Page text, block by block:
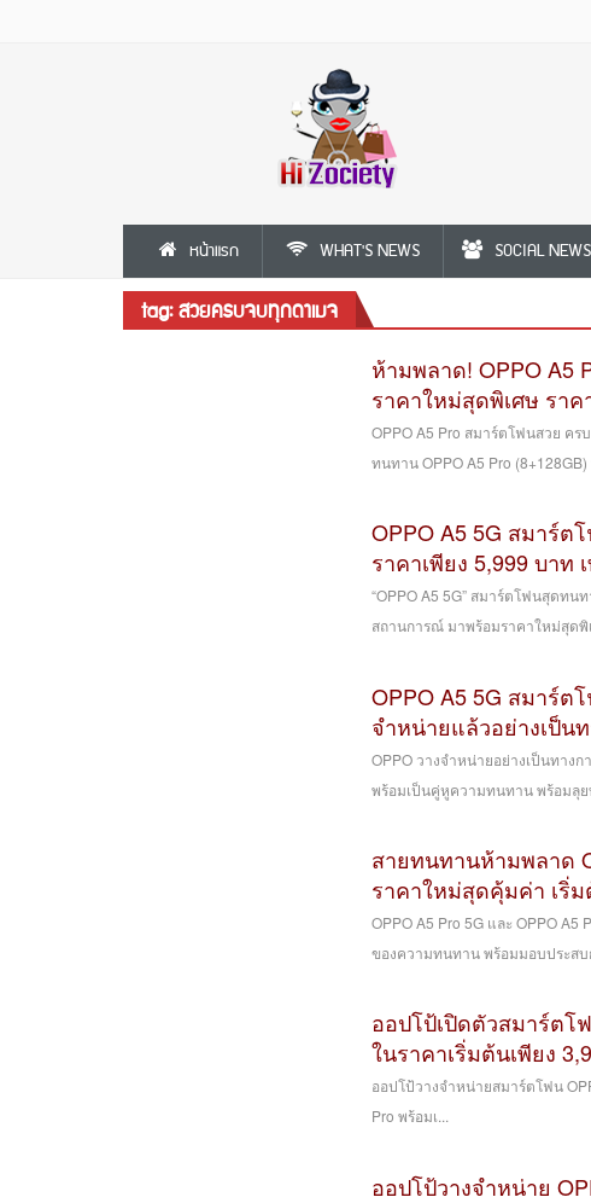
หน้าแรก WHAT'S NEWS SOCIAL NEWS
tag: สวยครบจบทุกดาเมจ
ห้ามพลาด! OPPO
ราคาใหม่สุดพิเศษ ราค
OPPO A5 Pro สมาร์ตโฟนสวย ค
ทนทาน OPPO A5 Pro
OPPO A5 5G สมาร์
ราคาเพียง 5,999 บาท
“OPPO A5 5G” สมาร์ตโฟนสุดท
สถานการณ์ มาพร้อมราคาใหม่สุดพิ
OPPO A5 5G สมาร์
จำหน่ายแล้วอย่างเป็น
OPPO วางจำหน่ายอย่างเป็นทาง
พร้อมเป็นคู่หูความทนทาน พร้อมลุย
สายทนทานห้ามพลาด
ราคาใหม่สุดคุ้มค่า เริ่ม
OPPO A5 Pro 5G และ OPPO
ของความทนทาน พร้อมมอบประส
ออปโป้เปิดตัวสมาร์ตโ
ในราคาเริ่มต้นเพียง
ออปโป้วางจำหน่ายสมาร์ตโฟน
Pro พร้อมเ...
ออปโป้วางจำหน่าย